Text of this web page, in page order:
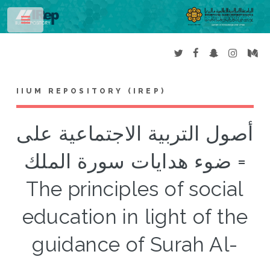
IIUM REPOSITORY (IREP)
أصول التربية الاجتماعية على
ضوء هدايات سورة الملك =
The principles of social
education in light of the
guidance of Surah Al-
Toggle